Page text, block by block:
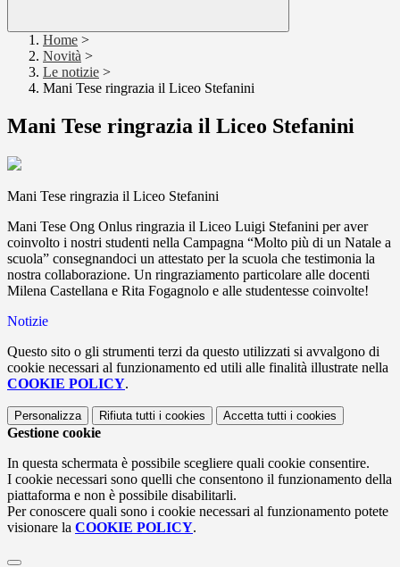
Home >
Novità >
Le notizie >
Mani Tese ringrazia il Liceo Stefanini
Mani Tese ringrazia il Liceo Stefanini
Mani Tese ringrazia il Liceo Stefanini
Mani Tese Ong Onlus ringrazia il Liceo Luigi Stefanini per aver
coinvolto i nostri studenti nella Campagna “Molto più di un Natale a
scuola” consegnandoci un attestato per la scuola che testimonia la
nostra collaborazione. Un ringraziamento particolare alle docenti
Milena Castellana e Rita Fogagnolo e alle studentesse coinvolte!
Notizie
Questo sito o gli strumenti terzi da questo utilizzati si avvalgono di
cookie necessari al funzionamento ed utili alle finalità illustrate nella
COOKIE POLICY.
Personalizza Rifiuta tutti i cookies Accetta tutti i cookies
Gestione cookie
In questa schermata è possibile scegliere quali cookie consentire.
I cookie necessari sono quelli che consentono il funzionamento della
piattaforma e non è possibile disabilitarli.
Per conoscere quali sono i cookie necessari al funzionamento potete
visionare la COOKIE POLICY.